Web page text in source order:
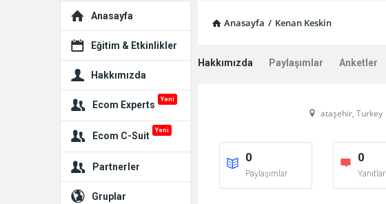
Anasayfa / Kenan Keskin
Hakkımızda Paylaşımlar Anketler
ataşehir, Turkey
0
Paylaşımlar
0
Yanıtlar
ExploreAnasayfa
Eğitim & Etkinlikler
Hakkımızda
Ecom Experts Yeni
Ecom C-Suit Yeni
Partnerler
Gruplar